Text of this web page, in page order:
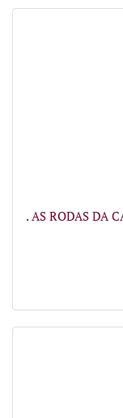
. AS RODAS DA